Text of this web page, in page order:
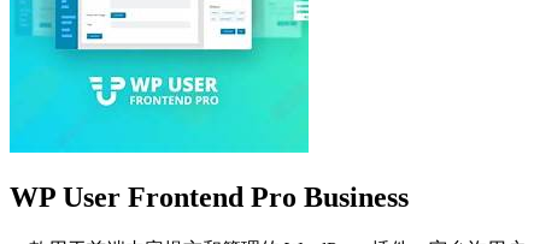
WP User Frontend Pro Business